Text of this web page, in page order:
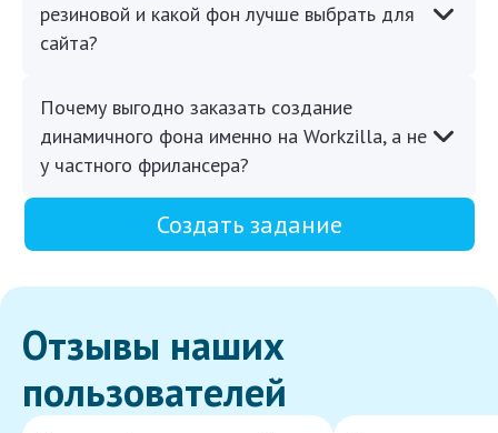
резиновой и какой фон лучше выбрать для
сайта?
Почему выгодно заказать создание
динамичного фона именно на Workzilla, а не
у частного фрилансера?
Создать задание
Отзывы наших
пользователей